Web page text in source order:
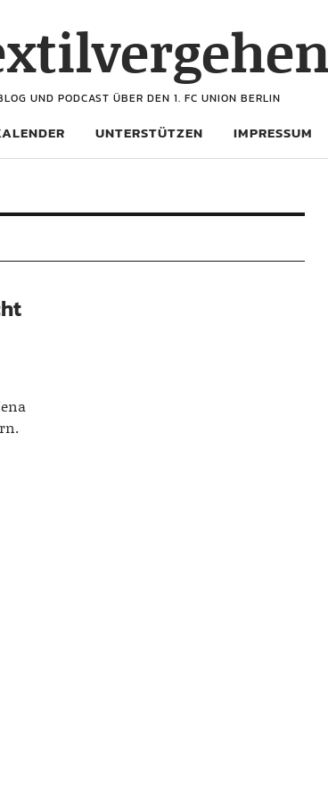
UND PODCAST ÜBER DEN 1. FC UNION BERLIN
UNTERSTÜTZEN IMPRESSUM